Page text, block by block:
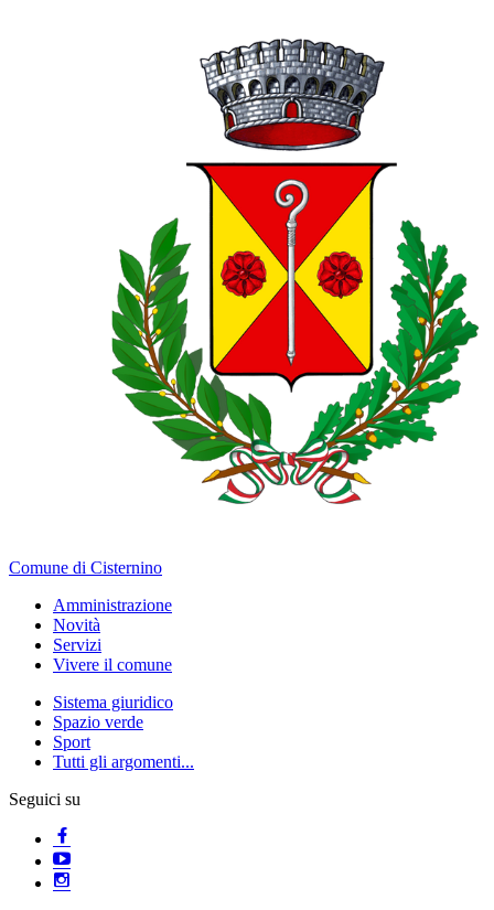
Comune di Cisternino
Amministrazione
Novità
Servizi
Vivere il comune
Sistema giuridico
Spazio verde
Sport
Tutti gli argomenti...
Seguici su